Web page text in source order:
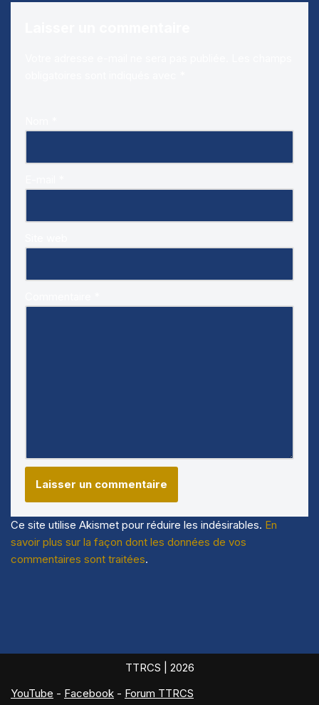
Ce site utilise Akismet pour réduire les indésirables. En
savoir plus sur la façon dont les données de vos
commentaires sont traitées.
TTRCS | 2026
YouTube - Facebook - Forum TTRCS